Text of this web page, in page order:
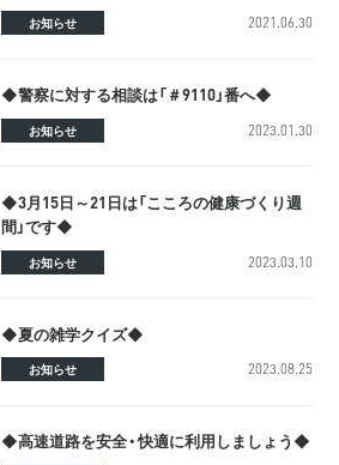
お知らせ 2021.06.30
◆警察に対する相談は「＃9110」番へ◆
お知らせ 2023.01.30
◆3月15日～21日は「こころの健康づくり週
間」です◆
お知らせ 2023.03.10
◆夏の雑学クイズ◆
お知らせ 2023.08.25
◆高速道路を安全・快適に利用しましょう◆